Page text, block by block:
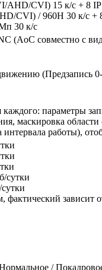
AHD/CVI) 15 к/с + 8
CVI) / 960H 30 к/с +
30 к/с
(AoC совместно с
(Предзапись
параметры
маскировка
интервала работы),
сутки
фактический зависит
/